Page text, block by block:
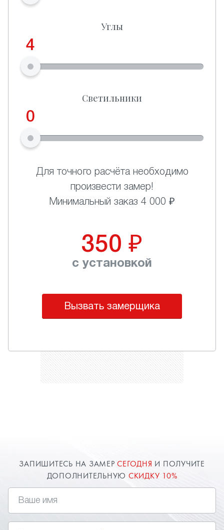
Углы
4
Светильники
0
Для точного расчёта необходимо
произвести замер!
Минимальный заказ 4 000 ₽
350 ₽
с установкой
Вызвать замерщика
ЗАПИШИТЕСЬ НА ЗАМЕРСЕГОДНЯ И ПОЛУЧИТЕ
ДОПОЛНИТЕЛЬНУЮ СКИДКУ 10%